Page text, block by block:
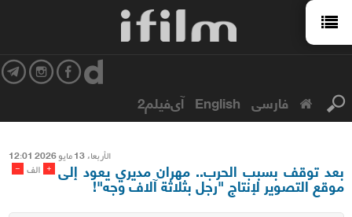
فارسی English آی‌فیلم2
الأربعاء 13 مایو 2026 12:01
- الف + بعد توقف بسبب الحرب.. مهران مديري يعود إلى
موقع التصوير لإنتاج "رجل بثلاثة آلاف وجه"!